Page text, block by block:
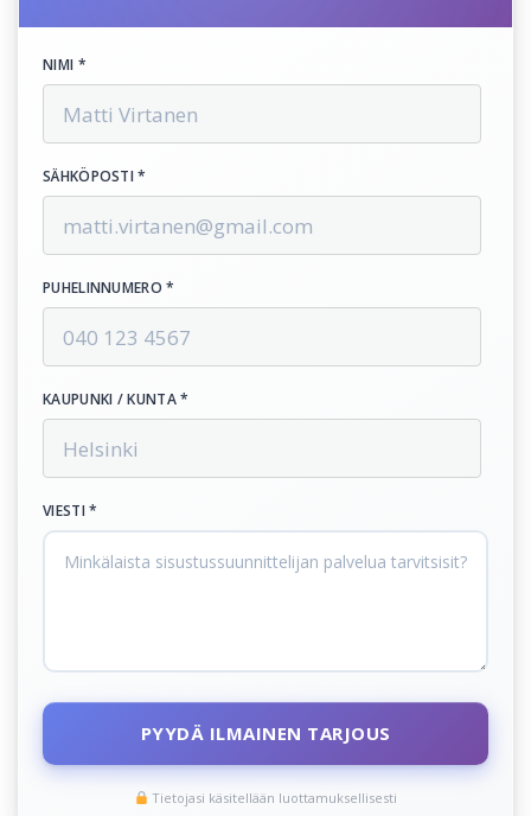
NIMI *
SÄHKÖPOSTI *
PUHELINNUMERO *
KAUPUNKI / KUNTA *
VIESTI *
PYYDÄ ILMAINEN TARJOUS
Tietojasi käsitellään luottamuksellisesti